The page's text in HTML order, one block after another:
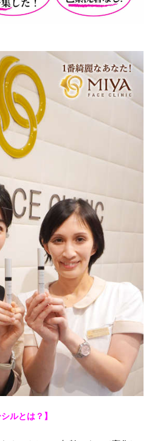
ルとは？】